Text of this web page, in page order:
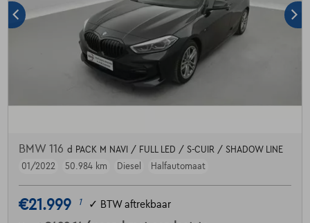
BMW 116 d PACK M NAVI / FULL LED / S-CUIR / SHADOW LINE
01/2022
50.984 km Diesel Halfautomaat
€21.999 1 ✓ BTW aftrekbaar